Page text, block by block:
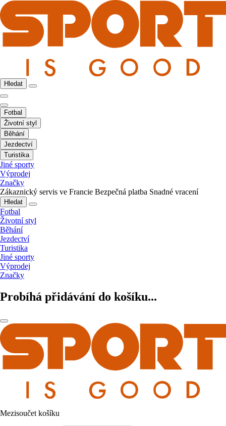
Hledat
Fotbal
Životní styl
Běhání
Jezdectví
Turistika
Jiné sporty
Výprodej
Značky
Zákaznický servis ve Francie Bezpečná platba Snadné vracení
Hledat
Fotbal
Životní styl
Běhání
Jezdectví
Turistika
Jiné sporty
Výprodej
Značky
Probíhá přidávání do košíku...
Mezisoučet košíku